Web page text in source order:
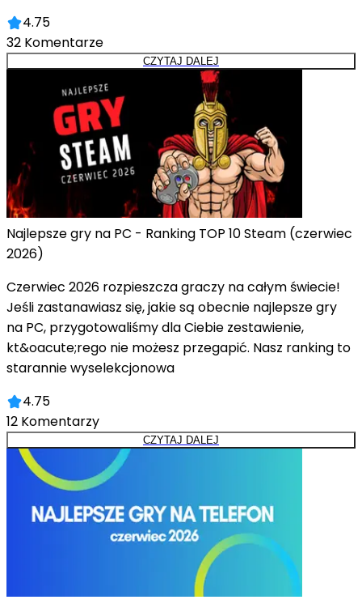
4.75
32 Komentarze
CZYTAJ DALEJ
Najlepsze gry na PC - Ranking TOP 10 Steam (czerwiec
2026)
Czerwiec 2026 rozpieszcza graczy na całym świecie!
Jeśli zastanawiasz się, jakie są obecnie najlepsze gry
na PC, przygotowaliśmy dla Ciebie zestawienie,
kt&oacute;rego nie możesz przegapić. Nasz ranking to
starannie wyselekcjonowa
4.75
12 Komentarzy
CZYTAJ DALEJ